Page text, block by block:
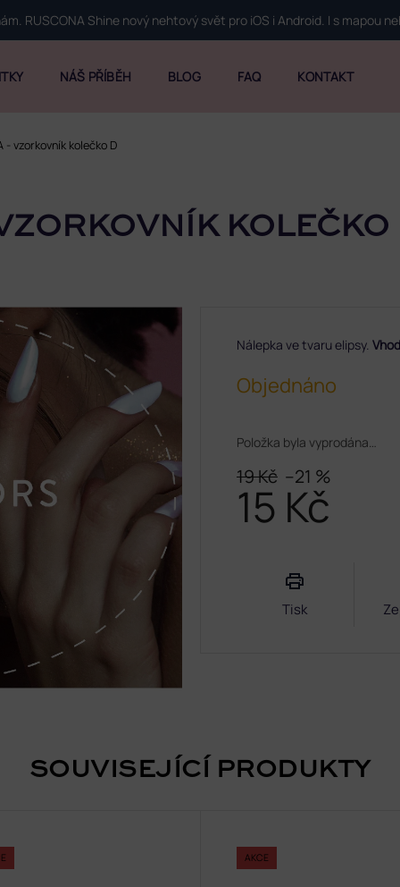
RUSCONA Shine nový nehtový svět pro iOS i Android. I s mapou
NÁŠ PŘÍBĚH BLOG FAQ KONTAKT
- vzorkovník kolečko D
KOLEČKO
19 Kč –21 %
15 Kč
Objednáno
Položka byla vyprodána…
Nálepka ve tvaru elipsy.
Tisk
SOUVISEJÍCÍ PRODUKTY
AKCE